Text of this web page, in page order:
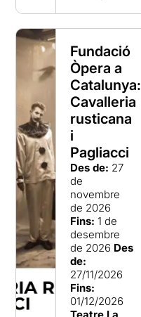
Fundació
Òpera a
Catalunya:
Cavalleria
rusticana
i
Pagliacci
Des de: 27
de
novembre
de 2026
Fins: 1 de
desembre
de 2026 Des
de:
27/11/2026
Fins:
01/12/2026